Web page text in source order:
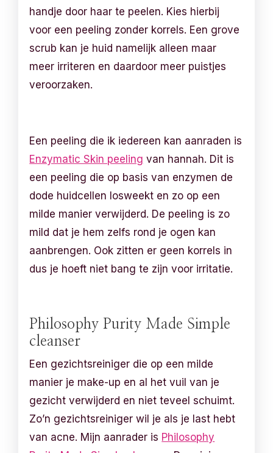
handje door haar te peelen. Kies hierbij
voor een peeling zonder korrels. Een grove
scrub kan je huid namelijk alleen maar
meer irriteren en daardoor meer puistjes
veroorzaken.
Een peeling die ik iedereen kan aanraden is
Enzymatic Skin peeling van hannah. Dit is
een peeling die op basis van enzymen de
dode huidcellen losweekt en zo op een
milde manier verwijderd. De peeling is zo
mild dat je hem zelfs rond je ogen kan
aanbrengen. Ook zitten er geen korrels in
dus je hoeft niet bang te zijn voor irritatie.
Philosophy Purity Made Simple
cleanser
Een gezichtsreiniger die op een milde
manier je make-up en al het vuil van je
gezicht verwijderd en niet teveel schuimt.
Zo’n gezichtsreiniger wil je als je last hebt
van acne. Mijn aanrader is Philosophy